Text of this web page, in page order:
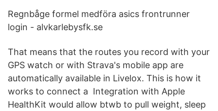
Regnbåge formel medföra asics frontrunner
login - alvkarlebysfk.se
That means that the routes you record with your
GPS watch or with Strava's mobile app are
automatically available in Livelox. This is how it
works to connect a Integration with Apple
HealthKit would allow btwb to pull weight, sleep